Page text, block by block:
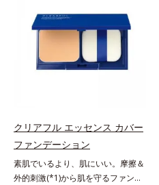
原因に着目。加齢とともに現れる年
齢サインについて研究を進めたとこ
ろ、弾力感のない状態である「ハリ
のなさ」や、くすみ(*5)などが現れ
美容成分(*9)として「G.D.F.アクテ
ィベーター(*10)」を配合。そし
て、従来から配合している美白(*1)
有効成分「トラネキサム酸」を配合
クリアフル エッセンス カバー
ファンデーション
素肌でいるより、肌にいい。摩擦＆
外的刺激(*1)から肌を守るファンデ